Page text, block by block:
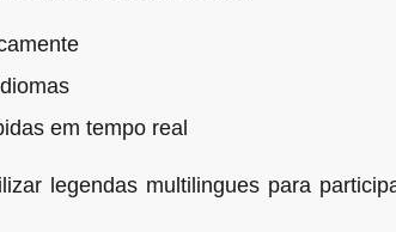
em tempo real
legendas multilingues para